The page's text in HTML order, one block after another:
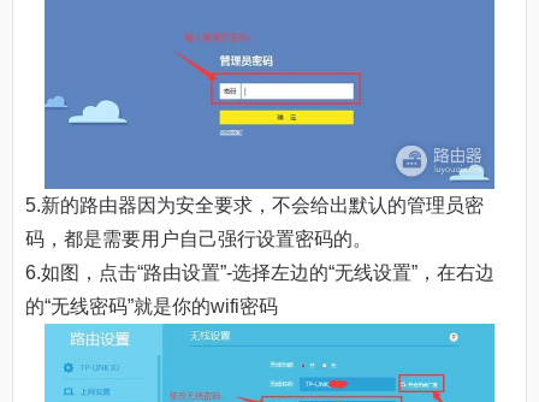
5.新的路由器因为安全要求，不会给出默认的管理员密
码，都是需要用户自己强行设置密码的。
6.如图，点击“路由设置”-选择左边的“无线设置”，在右边
的“无线密码”就是你的wifi密码